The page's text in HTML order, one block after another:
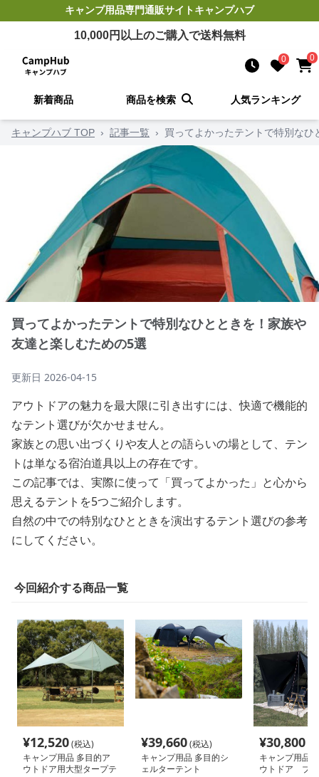
キャンプ用品専門通販サイトキャンプハブ
10,000円以上のご購入で送料無料
0 0
新着商品 商品を検索 人気ランキング
キャンプハブ TOP › 記事一覧 › 買ってよかったテントで特別な
買ってよかったテントで特別なひとときを！家族や
友達と楽しむための5選
更新日 2026-04-15
アウトドアの魅力を最大限に引き出すには、快適で機能的
なテント選びが欠かせません。
家族との思い出づくりや友人との語らいの場として、テン
トは単なる宿泊道具以上の存在です。
この記事では、実際に使って「買ってよかった」と心から
思えるテントを5つご紹介します。
自然の中での特別なひとときを演出するテント選びの参考
にしてください。
今回紹介する商品一覧
¥12,520(税込)
キャンプ用品 多目的ア
ウトドア用大型タープテ
¥39,660(税込)
キャンプ用品 多目的シ
ェルターテント
¥30,800
キャンプ用品
ウトドア ブ